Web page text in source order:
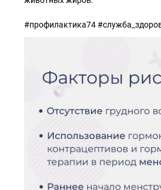
#профилактика74